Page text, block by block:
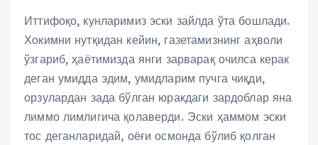
Иттифоқо, кунларимиз эски зайлда ўта бошлади.
Хокимни нутқидан кейин, газетамизнинг аҳволи
ўзгариб, ҳаётимизда янги зарварақ очилса керак
деган умидда эдим, умидларим пучга чиқди,
орзулардан зада бўлган юракдаги зардоблар яна
лиммо лимлигича қолаверди. Эски ҳаммом эски
тос деганларидай, оёғи осмонда бўлиб қолган